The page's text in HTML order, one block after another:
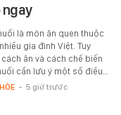
ngay
là món ăn quen thuộc
gia đình Việt. Tuy
cách ăn và cách chế biến
cần lưu ý một số điều…
- 5 giờ trước